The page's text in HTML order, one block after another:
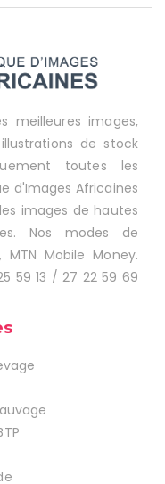
meilleures images,
de stock
toutes les
d'Images Africaines
images de hautes
Nos modes de
Mobile Money.
59 13 / 27 22 59 69